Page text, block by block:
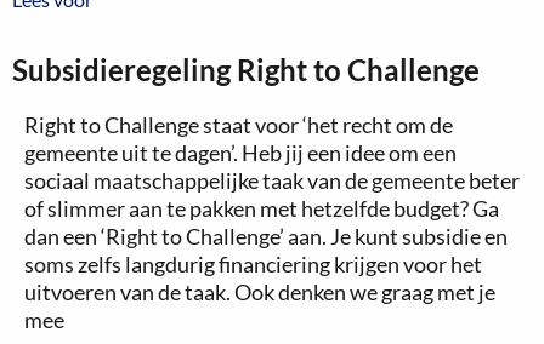
Subsidieregeling Right to Challenge
Right to Challenge staat voor ‘het recht om de
gemeente uit te dagen’. Heb jij een idee om een
sociaal maatschappelijke taak van de gemeente beter
of slimmer aan te pakken met hetzelfde budget? Ga
dan een ‘Right to Challenge’ aan. Je kunt subsidie en
soms zelfs langdurig financiering krijgen voor het
uitvoeren van de taak. Ook denken we graag met je
mee